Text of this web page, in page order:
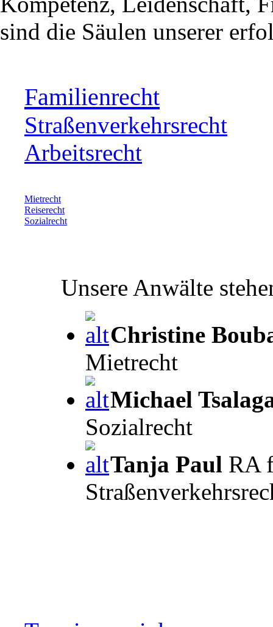
sind die Säulen unserer
Familienrecht
Straßenverkehrsrecht
Arbeitsrecht
Mietrecht
Reiserecht
Sozialrecht
Unsere Anwälte
Christine
Mietrecht
Michael
Sozialrecht
Tanja Paul RA